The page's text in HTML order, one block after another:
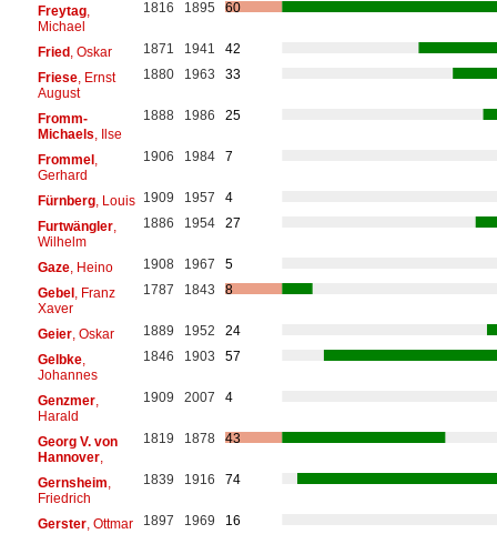
Freytag,
Michael
1816 1895 60
Fried, Oskar 1871 1941
42
Friese, Ernst
August
1880 1963 33
Fromm-
Michaels , Ilse
1888 1986 25
Frommel,
Gerhard
1906 1984 7
Fürnberg, Louis 1909 1957
4
Furtwängler,
Wilhelm
1886 1954 27
Gaze, Heino 1908 1967
5
Gebel, Franz
Xaver
1787 1843 8
Geier, Oskar 1889 1952
24
Gelbke,
Johannes
1846 1903 57
Genzmer,
Harald
1909 2007 4
Georg V. von
Hannover,
1819 1878 43
Gernsheim
Friedrich
1839 1916 74
Gerster, Ottmar 1897 1969
16